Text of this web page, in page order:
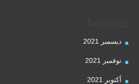
ديسمبر 2021
نوفمبر 2021
أكتوبر 2021